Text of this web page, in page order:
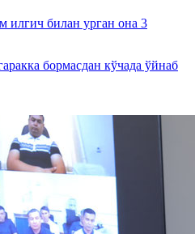
илгич билан урган она 3
бормасдан кўчада ўйнаб